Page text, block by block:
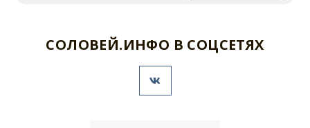
СОЛОВЕЙ.ИНФО В СОЦСЕТЯХ